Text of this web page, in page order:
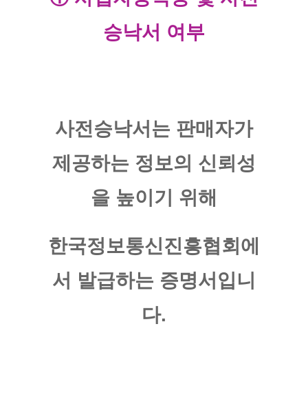
승낙서 여부
​사전승낙서는 판매자가
제공하는 정보의 신뢰성
을 높이기 위해
한국정보통신진흥협회에
서 발급하는 증명서입니
다.